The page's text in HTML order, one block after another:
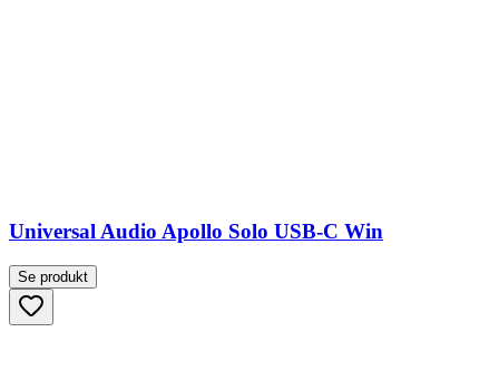
Universal Audio Apollo Solo USB-C Win
Se produkt